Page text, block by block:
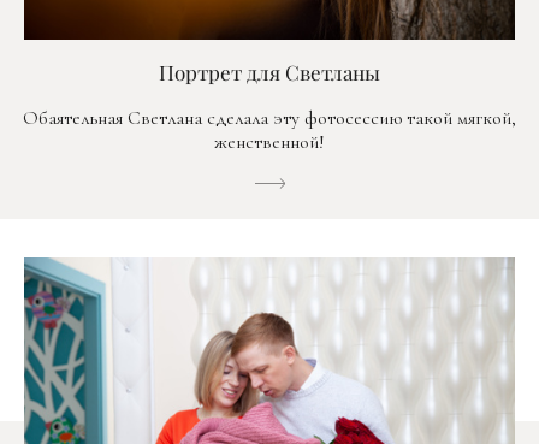
Портрет для Светланы
Обаятельная Светлана сделала эту фотосессию такой мягкой,
женственной!